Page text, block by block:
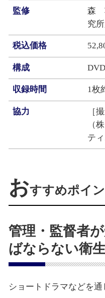
監修
森
究所
税込価格
構成
収録時間 1枚
協力
［
（
テ
おすすめポイ
管理・監督者
ばならない衛
ショートドラマなどを